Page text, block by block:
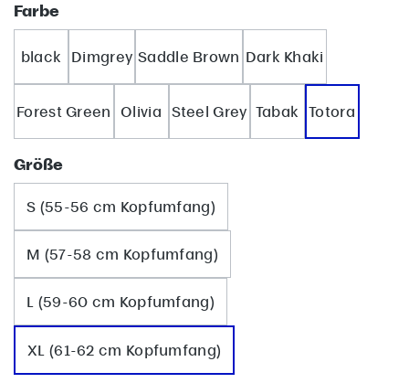
Farbeauswählen
black Dimgrey Saddle Brown Dark Khaki
Forest Green Olivia Steel Grey Tabak Totora
Größeauswählen
S (55-56 cm Kopfumfang)
M (57-58 cm Kopfumfang)
L (59-60 cm Kopfumfang)
XL (61-62 cm Kopfumfang)